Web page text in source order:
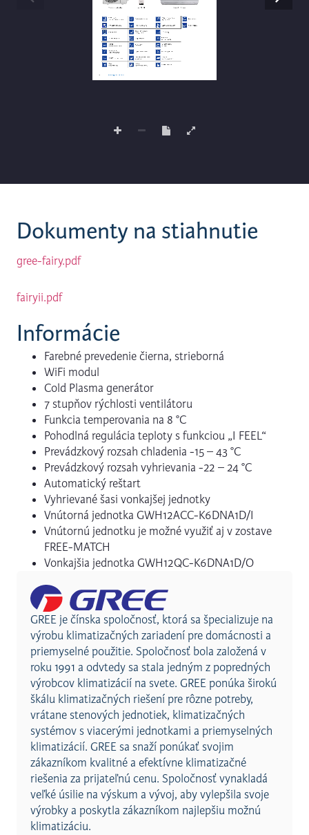
Dokumenty na stiahnutie
gree-fairy.pdf
fairyii.pdf
Informácie
Farebné prevedenie čierna, strieborná
WiFi modul
Cold Plasma generátor
7 stupňov rýchlosti ventilátoru
Funkcia temperovania na 8 °C
Pohodlná regulácia teploty s funkciou „I FEEL“
Prevádzkový rozsah chladenia -15 – 43 °C
Prevádzkový rozsah vyhrievania -22 – 24 °C
Automatický reštart
Vyhrievané šasi vonkajšej jednotky
Vnútorná jednotka GWH12ACC-K6DNA1D/I
Vnútornú jednotku je možné využiť aj v zostave
FREE-MATCH
Vonkajšia jednotka GWH12QC-K6DNA1D/O
GREE je čínska spoločnosť, ktorá sa špecializuje na
výrobu klimatizačných zariadení pre domácnosti a
priemyselné použitie. Spoločnosť bola založená v
roku 1991 a odvtedy sa stala jedným z popredných
výrobcov klimatizácií na svete. GREE ponúka širokú
škálu klimatizačných riešení pre rôzne potreby,
vrátane stenových jednotiek, klimatizačných
systémov s viacerými jednotkami a priemyselných
klimatizácií. GREE sa snaží ponúkať svojim
zákazníkom kvalitné a efektívne klimatizačné
riešenia za prijateľnú cenu. Spoločnosť vynakladá
veľké úsilie na výskum a vývoj, aby vylepšila svoje
výrobky a poskytla zákazníkom najlepšiu možnú
klimatizáciu.